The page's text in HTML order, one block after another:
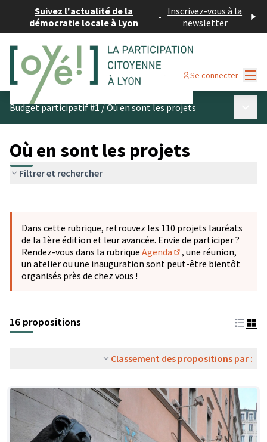
Suivez l'actualité de la
démocratie locale à Lyon
- Inscrivez-vous à la
newsletter
Se connecter
Budget participatif #1/Où en sont les projets
Où en sont les projets
Filtrer et rechercher
−
Dans cette rubrique, retrouvez les 110 projets lauréats
de la 1ère édition et leur avancée. Envie de participer ?
Rendez-vous dans la rubrique Agenda
(S'ouvre dans un
, une réunion,
un atelier ou une inauguration sont peut-être bientôt
organisés près de chez vous !
16 propositions
Classement des propositions par :